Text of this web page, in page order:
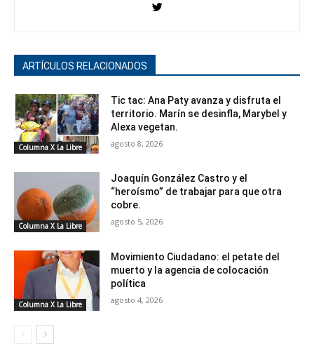
ARTÍCULOS RELACIONADOS
Columna X La Libre
Tic tac: Ana Paty avanza y disfruta el
territorio. Marín se desinfla, Marybel y
Alexa vegetan.
agosto 8, 2026
Columna X La Libre
Joaquín González Castro y el
“heroísmo” de trabajar para que otra
cobre.
agosto 5, 2026
Columna X La Libre
Movimiento Ciudadano: el petate del
muerto y la agencia de colocación
política
agosto 4, 2026